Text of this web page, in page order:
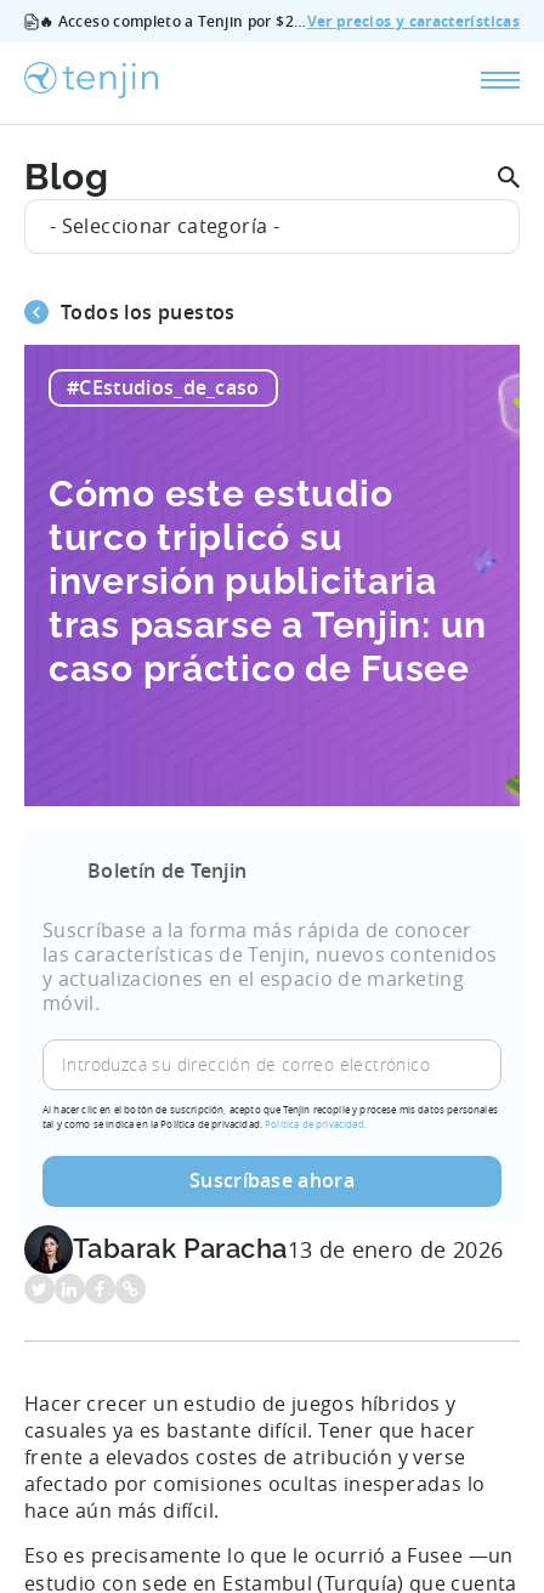
🔥 Acceso completo a Tenjin por $200/mes - todas las funciones, sin complementos, cancela cuando quieras.Ver precios y características
Blog
- Seleccionar categoría -
Todos los puestos
#CEstudios_de_caso
Cómo este estudio
turco triplicó su
inversión publicitaria
tras pasarse a Tenjin: un
caso práctico de Fusee
Boletín de Tenjin
Suscríbase a la forma más rápida de conocer
las características de Tenjin, nuevos contenidos
y actualizaciones en el espacio de marketing
móvil.
Al hacer clic en el botón de suscripción, acepto que Tenjin recopile y procese mis datos personales
tal y como se indica en la Política de privacidad.Política de privacidad.
Tabarak Paracha13 de enero de 2026
Hacer crecer un estudio de juegos híbridos y
casuales ya es bastante difícil. Tener que hacer
frente a elevados costes de atribución y verse
afectado por comisiones ocultas inesperadas lo
hace aún más difícil.
Eso es precisamente lo que le ocurrió a Fusee —un
estudio con sede en Estambul (Turquía) que cuenta